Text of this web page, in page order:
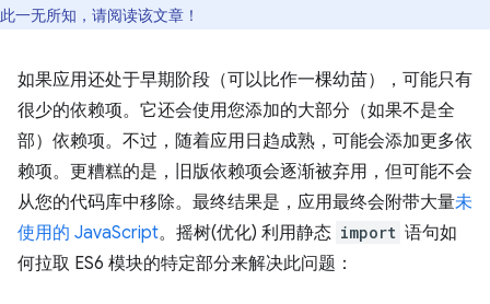
此一无所知，请阅读该文章！
如果应用还处于早期阶段（可以比作一棵幼苗），可能只有
很少的依赖项。它还会使用您添加的大部分（如果不是全
部）依赖项。不过，随着应用日趋成熟，可能会添加更多依
赖项。更糟糕的是，旧版依赖项会逐渐被弃用，但可能不会
从您的代码库中移除。最终结果是，应用最终会附带大量未
使用的 JavaScript。摇树(优化) 利用静态 import 语句如
何拉取 ES6 模块的特定部分来解决此问题：